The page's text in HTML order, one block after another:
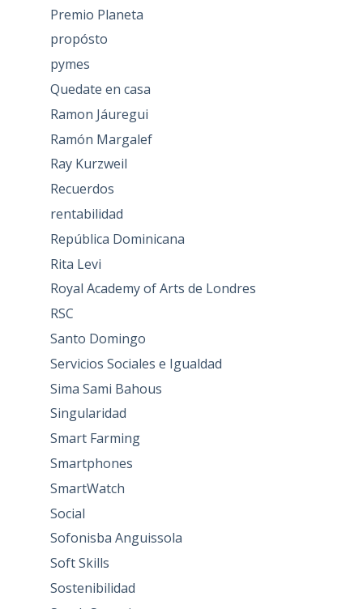
Premio Planeta
propósto
pymes
Quedate en casa
Ramon Jáuregui
Ramón Margalef
Ray Kurzweil
Recuerdos
rentabilidad
República Dominicana
Rita Levi
Royal Academy of Arts de Londres
RSC
Santo Domingo
Servicios Sociales e Igualdad
Sima Sami Bahous
Singularidad
Smart Farming
Smartphones
SmartWatch
Social
Sofonisba Anguissola
Soft Skills
Sostenibilidad